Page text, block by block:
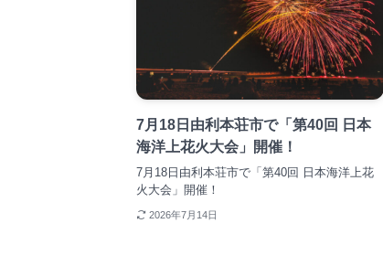
7月18日由利本荘市で「第40回 日本
海洋上花火大会」開催！
7月18日由利本荘市で「第40回 日本海洋上花
火大会」開催！
2026年7月14日